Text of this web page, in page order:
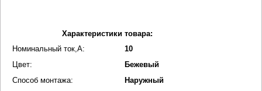
Характеристики товара:
Номинальный ток,А:
10
Цвет:
Бежевый
Способ монтажа:
Наружный